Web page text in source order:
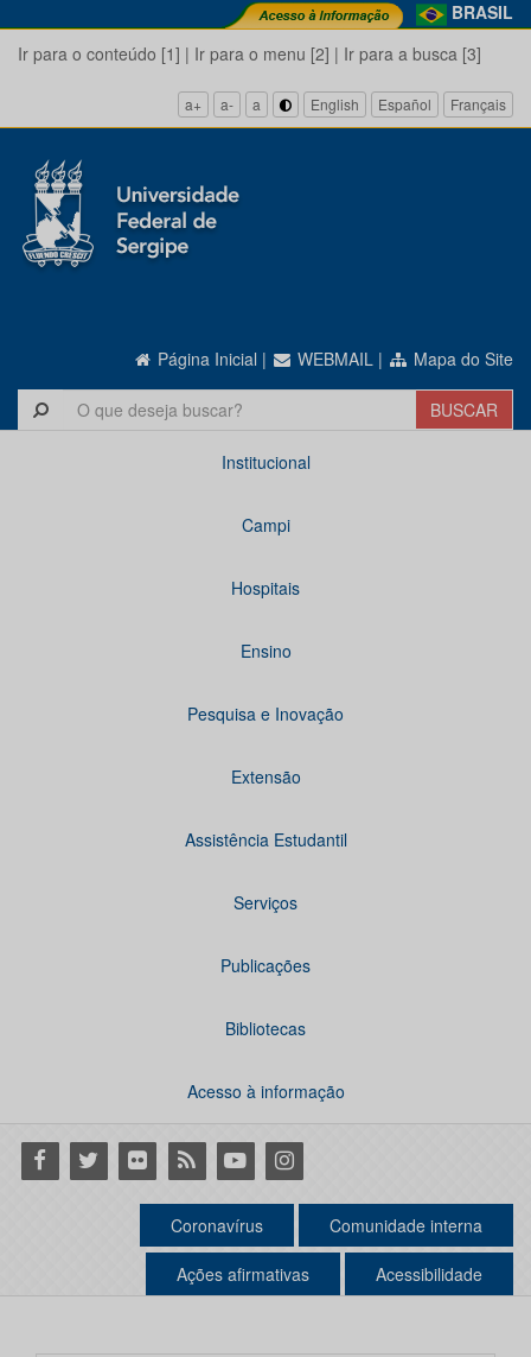
BRASIL
Ir para o conteúdo [1] | Ir para o menu [2] | Ir para a busca [3]
a+ a- a English Español Français
Página Inicial | WEBMAIL | Mapa do Site
Institucional
Campi
Hospitais
Ensino
Pesquisa e Inovação
Extensão
Assistência Estudantil
Serviços
Publicações
Bibliotecas
Acesso à informação
Facebook
Twitter Flickr RSS YoutubeInstagram
Coronavírus Comunidade interna
Ações afirmativas Acessibilidade